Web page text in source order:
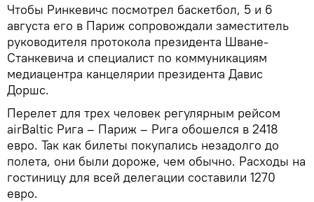
Чтобы Ринкевичс посмотрел баскетбол, 5 и 6
августа его в Париж сопровождали заместитель
руководителя протокола президента Шване-
Станкевича и специалист по коммуникациям
медиацентра канцелярии президента Давис
Доршс.
Перелет для трех человек регулярным рейсом
airBaltic Рига – Париж – Рига обошелся в 2418
евро. Так как билеты покупались незадолго до
полета, они были дороже, чем обычно. Расходы на
гостиницу для всей делегации составили 1270
евро.